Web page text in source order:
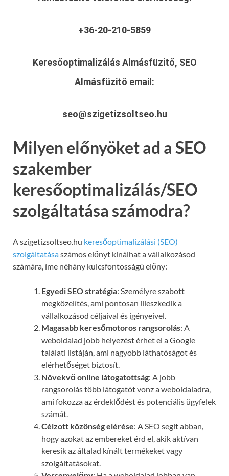
+36-20-210-5859
Keresőoptimalizálás Almásfüzitő, SEO
Almásfüzitő email:
seo@szigetizsoltseo.hu
Milyen előnyöket ad a SEO
szakember
keresőoptimalizálás/SEO
szolgáltatása számodra?
A szigetizsoltseo.hu keresőoptimalizálási (SEO)
szolgáltatásaszámos előnyt kínálhat a vállalkozásod
számára, íme néhány kulcsfontosságú előny:
Egyedi SEO stratégia: Személyre szabott
megközelítés, ami pontosan illeszkedik a
vállalkozásod céljaival és igényeivel.
Magasabb keresőmotoros rangsorolás: A
weboldalad jobb helyezést érhet el a Google
találati listáján, ami nagyobb láthatóságot és
elérhetőséget biztosít.
Növekvő online látogatottság: A jobb
rangsorolás több látogatót vonz a weboldaladra,
ami fokozza az érdeklődést és potenciális ügyfelek
számát.
Célzott közönség elérése: A SEO segít abban,
hogy azokat az embereket érd el, akik aktívan
keresik az általad kínált termékeket vagy
szolgáltatásokat.